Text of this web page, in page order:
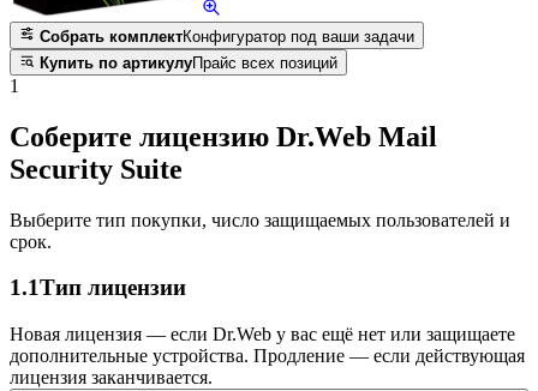
Собрать комплектКонфигуратор под ваши задачи
Купить по артикулуПрайс всех позиций
1
Соберите лицензию Dr.Web Mail
Security Suite
Выберите тип покупки, число защищаемых пользователей и
срок.
1.1Тип лицензии
Новая лицензия — если Dr.Web у вас ещё нет или защищаете
дополнительные устройства. Продление — если действующая
лицензия заканчивается.